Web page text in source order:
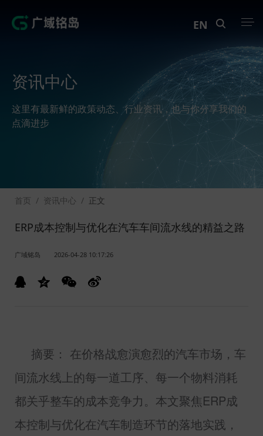
解决方案
案例中心
EN
资讯中心
这里有最新鲜的政策动态、行业资讯，也与你分享我们的
点滴进步
首页 / 资讯中心 / 正文
ERP成本控制与优化在汽车车间流水线的精益之路
广域铭岛 2026-04-28 10:17:26
摘要： 在价格战愈演愈烈的汽车市场，车
间流水线上的每一道工序、每一个物料消耗
都关乎整车的成本竞争力。本文聚焦ERP成
本控制与优化在汽车制造环节的落地实践，